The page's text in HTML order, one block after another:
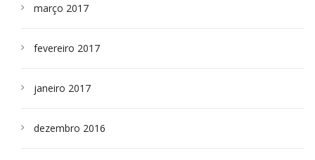
março 2017
fevereiro 2017
janeiro 2017
dezembro 2016